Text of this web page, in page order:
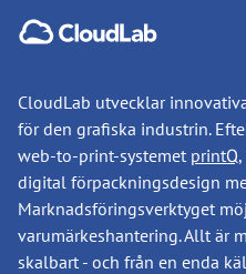
CloudLab utvecklar
för den grafiska industrin.
web-to-print-systemet printQ
digital förpackningsdesign
Marknadsföringsverktyget
varumärkeshantering. Allt är
skalbart - och från en enda